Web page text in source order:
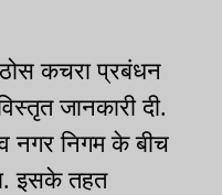
कचरा प्रबंधन
जानकारी दी.
निगम के बीच
इसके तहत